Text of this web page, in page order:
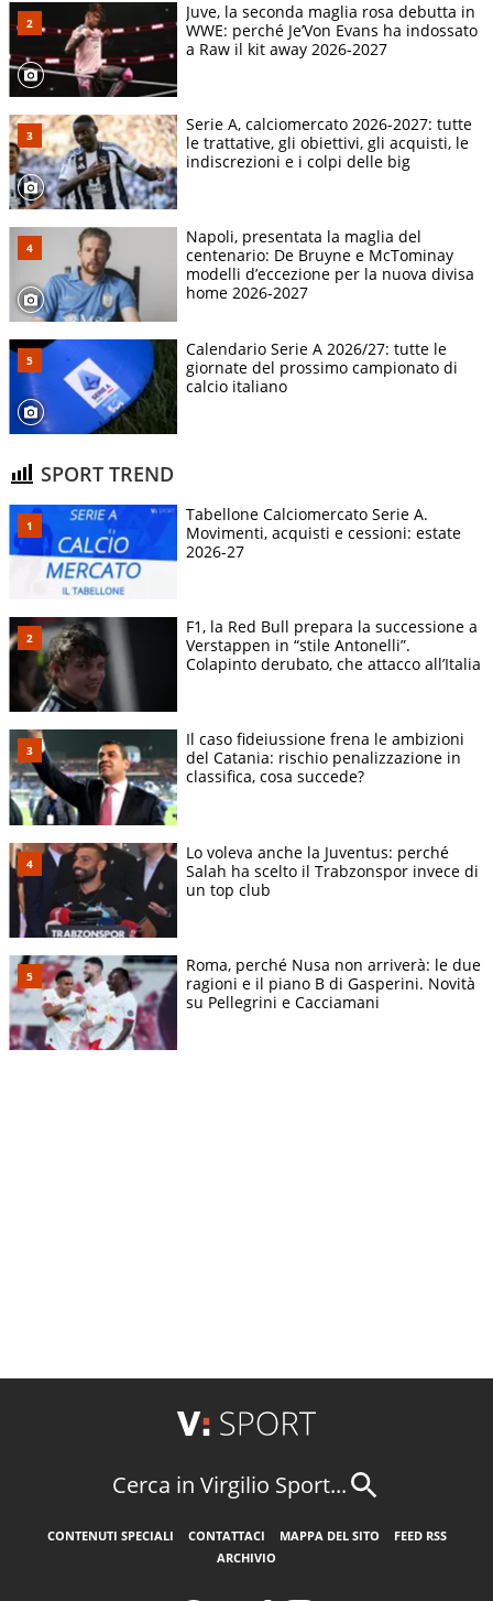
Juve, la seconda maglia rosa debutta in
WWE: perché Je’Von Evans ha indossato
a Raw il kit away 2026-2027
Serie A, calciomercato 2026-2027: tutte
le trattative, gli obiettivi, gli acquisti, le
indiscrezioni e i colpi delle big
Napoli, presentata la maglia del
centenario: De Bruyne e McTominay
modelli d’eccezione per la nuova divisa
home 2026-2027
Calendario Serie A 2026/27: tutte le
giornate del prossimo campionato di
calcio italiano
SPORT TREND
Tabellone Calciomercato Serie A.
Movimenti, acquisti e cessioni: estate
2026-27
F1, la Red Bull prepara la successione a
Verstappen in “stile Antonelli”.
Colapinto derubato, che attacco all’Italia
Il caso fideiussione frena le ambizioni
del Catania: rischio penalizzazione in
classifica, cosa succede?
Lo voleva anche la Juventus: perché
Salah ha scelto il Trabzonspor invece di
un top club
Roma, perché Nusa non arriverà: le due
ragioni e il piano B di Gasperini. Novità
su Pellegrini e Cacciamani
Cerca in Virgilio Sport...
CONTENUTI SPECIALI CONTATTACI MAPPA DEL SITO
FEED RSS
ARCHIVIO